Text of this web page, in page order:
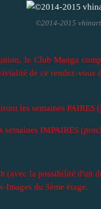
©2014-2015
le Club Manga
de ce rendez-vous
les semaines
semaines IMPAIRES
(avec la possibilité d'un
Images du 3ème étage.